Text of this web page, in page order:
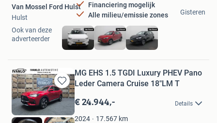
Financiering mogelijk
Alle milieu/emissie zones
Van Mossel Ford Hulst
Hulst
Gisteren
Ook van deze
adverteerder
Bewaren
in
Mijn
Favorieten
MG EHS 1.5 TGDI Luxury PHEV Pano
Leder Camera Cruise 18"LM T
€ 24.944,- Details
2024 17.567 km